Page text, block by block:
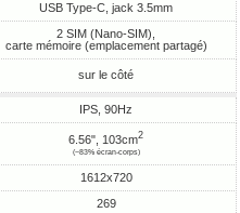
USB Type-C, jack 3.5mm
2 SIM (Nano-SIM),
carte mémoire (emplacement partagé)
sur le côté
IPS, 90Hz
6.56", 103cm2
(~83% écran-corps)
1612x720
269